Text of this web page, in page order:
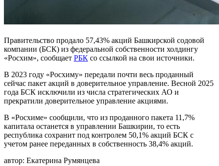
Правительство продало 57,43% акций Башкирской содовой
компании (БСК) из федеральной собственности холдингу
«Росхим», сообщает РБК со ссылкой на свои источники.
В 2023 году «Росхиму» передали почти весь проданный
сейчас пакет акций в доверительное управление. Весной 2025
года БСК исключили из числа стратегических АО и
прекратили доверительное управление акциями.
В «Росхиме» сообщили, что из проданного пакета 11,7%
капитала останется в управлении Башкирии, то есть
республика сохранит под контролем 50,1% акций БСК с
учетом ранее переданных в собственность 38,4% акций.
автор: Екатерина Румянцева